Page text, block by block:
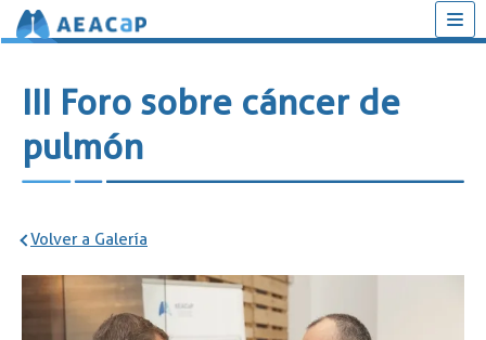
al
contenido
III Foro sobre cáncer de
pulmón
Volver a Galería